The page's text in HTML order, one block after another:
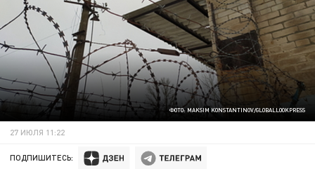
ФОТО: MAKSIM KONSTANTINOV/GLOBALLOOKPRESS
27 ИЮЛЯ 11:22
ПОДПИШИТЕСЬ: